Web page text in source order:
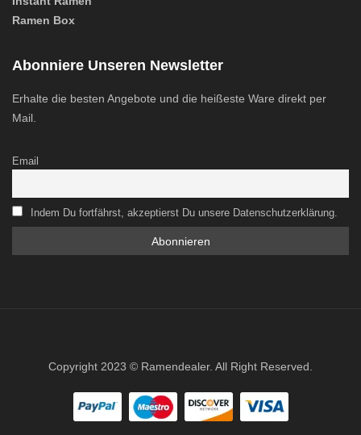
Ramen Box
Abonniere Unseren Newsletter
Erhalte die besten Angebote und die heißeste Ware direkt per
Mail.
Email
Indem Du fortfährst, akzeptierst Du unsere Datenschutzerklärung.
Copyright 2023 © Ramendealer. All Right Reserved.